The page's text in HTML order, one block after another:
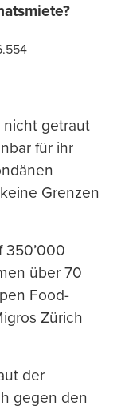
nicht getraut
für ihr
Grenzen
350’000
über 70
Food-
Zürich
der
gegen den